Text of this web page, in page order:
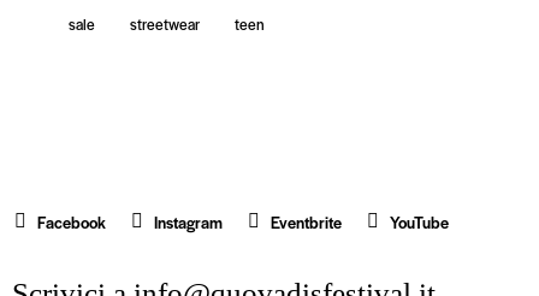
sale
streetwear teen
Facebook Instagram Eventbrite YouTube